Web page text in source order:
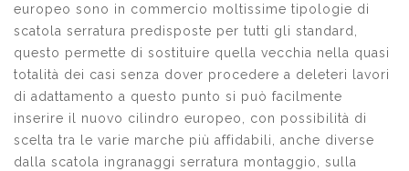
europeo sono in commercio moltissime tipologie di
scatola serratura predisposte per tutti gli standard,
questo permette di sostituire quella vecchia nella quasi
totalità dei casi senza dover procedere a deleteri lavori
di adattamento a questo punto si può facilmente
inserire il nuovo cilindro europeo, con possibilità di
scelta tra le varie marche più affidabili, anche diverse
dalla scatola ingranaggi serratura montaggio, sulla